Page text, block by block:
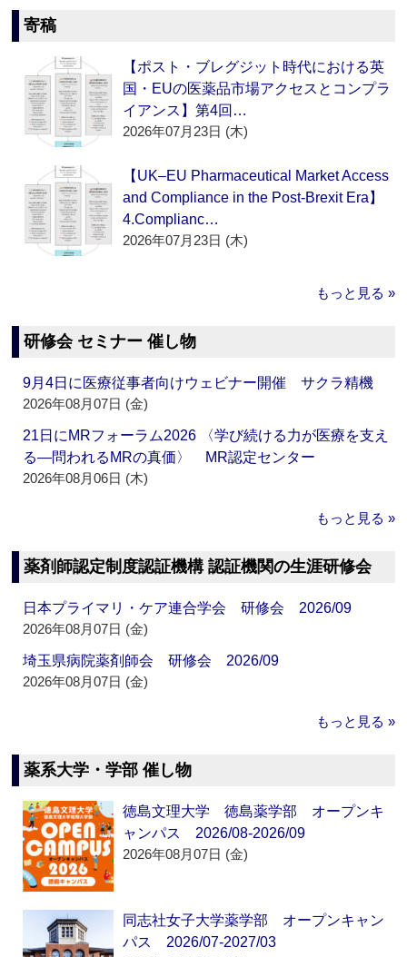
寄稿
【ポスト・ブレグジット時代における英
国・EUの医薬品市場アクセスとコンプラ
イアンス】第4回…
2026年07月23日 (木)
【UK–EU Pharmaceutical Market Access
and Compliance in the Post-Brexit Era】
4.Complianc…
2026年07月23日 (木)
もっと見る »
研修会 セミナー 催し物
9月4日に医療従事者向けウェビナー開催 サクラ精機
2026年08月07日 (金)
21日にMRフォーラム2026 〈学び続ける力が医療を支え
る―問われるMRの真価〉 MR認定センター
2026年08月06日 (木)
もっと見る »
薬剤師認定制度認証機構 認証機関の生涯研修会
日本プライマリ・ケア連合学会 研修会 2026/09
2026年08月07日 (金)
埼玉県病院薬剤師会 研修会 2026/09
2026年08月07日 (金)
もっと見る »
薬系大学・学部 催し物
徳島文理大学 徳島薬学部 オープンキ
ャンパス 2026/08-2026/09
2026年08月07日 (金)
同志社女子大学薬学部 オープンキャン
パス 2026/07-2027/03